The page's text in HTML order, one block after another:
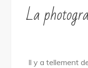
La
Il y a tellement